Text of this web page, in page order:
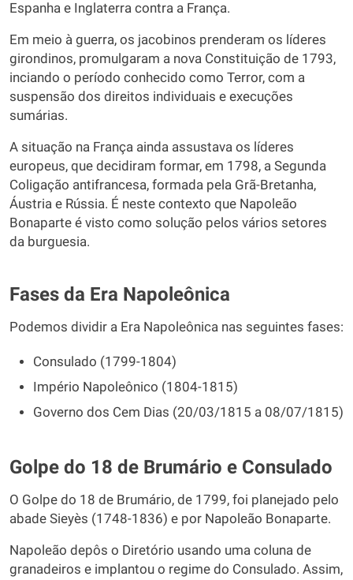
Espanha e Inglaterra contra a França.
Em meio à guerra, os jacobinos prenderam os líderes
girondinos, promulgaram a nova Constituição de 1793,
inciando o período conhecido como Terror, com a
suspensão dos direitos individuais e execuções
sumárias.
A situação na França ainda assustava os líderes
europeus, que decidiram formar, em 1798, a Segunda
Coligação antifrancesa, formada pela Grã-Bretanha,
Áustria e Rússia. É neste contexto que Napoleão
Bonaparte é visto como solução pelos vários setores
da burguesia.
Fases da Era Napoleônica
Podemos dividir a Era Napoleônica nas seguintes fases:
Consulado (1799-1804)
Império Napoleônico (1804-1815)
Governo dos Cem Dias (20/03/1815 a 08/07/1815)
Golpe do 18 de Brumário e Consulado
O Golpe do 18 de Brumário, de 1799, foi planejado pelo
abade Sieyès (1748-1836) e por Napoleão Bonaparte.
Napoleão depôs o Diretório usando uma coluna de
granadeiros e implantou o regime do Consulado. Assim,